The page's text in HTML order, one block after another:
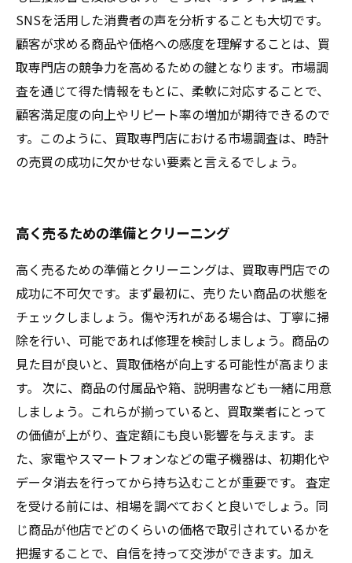
SNSを活用した消費者の声を分析することも大切です。
顧客が求める商品や価格への感度を理解することは、買
取専門店の競争力を高めるための鍵となります。市場調
査を通じて得た情報をもとに、柔軟に対応することで、
顧客満足度の向上やリピート率の増加が期待できるので
す。このように、買取専門店における市場調査は、時計
の売買の成功に欠かせない要素と言えるでしょう。
高く売るための準備とクリーニング
高く売るための準備とクリーニングは、買取専門店での
成功に不可欠です。まず最初に、売りたい商品の状態を
チェックしましょう。傷や汚れがある場合は、丁寧に掃
除を行い、可能であれば修理を検討しましょう。商品の
見た目が良いと、買取価格が向上する可能性が高まりま
す。 次に、商品の付属品や箱、説明書なども一緒に用意
しましょう。これらが揃っていると、買取業者にとって
の価値が上がり、査定額にも良い影響を与えます。ま
た、家電やスマートフォンなどの電子機器は、初期化や
データ消去を行ってから持ち込むことが重要です。 査定
を受ける前には、相場を調べておくと良いでしょう。同
じ商品が他店でどのくらいの価格で取引されているかを
把握することで、自信を持って交渉ができます。加え